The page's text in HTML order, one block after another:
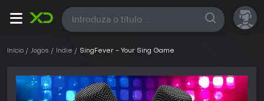
Todas
Início Jogos Indie SingFever - Your Sing Game